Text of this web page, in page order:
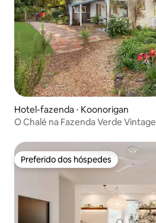
Hotel-fazenda ⋅ Koonorigan
O Chalé na Fazenda Verde Vintage
Preferido dos hóspedes
Preferido dos hóspedes